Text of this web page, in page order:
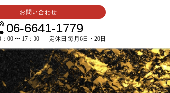
お問い合わせ
06-6641-1779
00 〜 17：00 定休日 毎月6日・20日